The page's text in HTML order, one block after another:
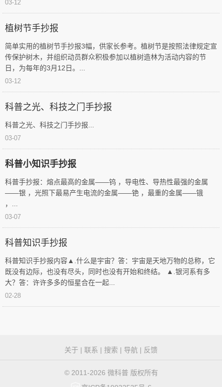
科
普
科
普
RSS
奇
趣
科
流
言
图
更
多
03-12
植树节手抄报
简单实用的植树节手抄报3幅，供家长参考。植树节是按照法律规定宣
传保护树木，并组织动员群众积极参加以植树造林为活动内容的节
日，为每年的3月12日。...
03-12
科普之光、科技之门手抄报
科普之光、科技之门手抄报...
03-07
科普小知识手抄报
科普手抄报：熔点最高的金属——钨 ，导电性、导热性最强的金属
——银 ，光照下最易产生电流的金属——铯 ，最重的金属——锇
，...
03-07
科普知识手抄报
科普知识手抄报内容▲.什么是宇宙？答：宇宙是天地万物的总称，它
既没有边际，也没有尽头，同时也没有开始和终结。 ▲.银河系有多
大？答：许许多多的恒星合在一起...
02-28
关于 | 联系 | 搜索 | 导航 | 反馈
© 2011-2026 微科普 版权所有